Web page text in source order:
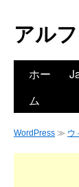
アル
ホー
ム
WordPress ≫ ウ